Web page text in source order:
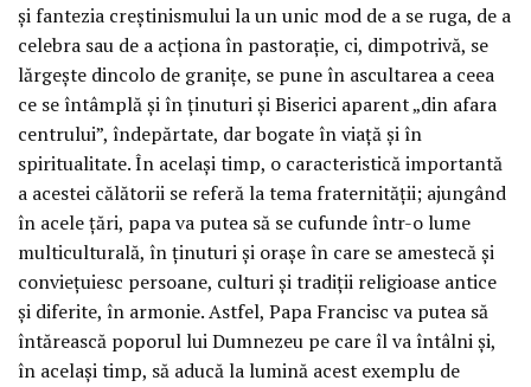
și fantezia creștinismului la un unic mod de a se ruga, de a
celebra sau de a acționa în pastorație, ci, dimpotrivă, se
lărgește dincolo de granițe, se pune în ascultarea a ceea
ce se întâmplă și în ținuturi și Biserici aparent „din afara
centrului”, îndepărtate, dar bogate în viață și în
spiritualitate. În același timp, o caracteristică importantă
a acestei călătorii se referă la tema fraternității; ajungând
în acele țări, papa va putea să se cufunde într-o lume
multiculturală, în ținuturi și orașe în care se amestecă și
conviețuiesc persoane, culturi și tradiții religioase antice
și diferite, în armonie. Astfel, Papa Francisc va putea să
întărească poporul lui Dumnezeu pe care îl va întâlni și,
în același timp, să aducă la lumină acest exemplu de